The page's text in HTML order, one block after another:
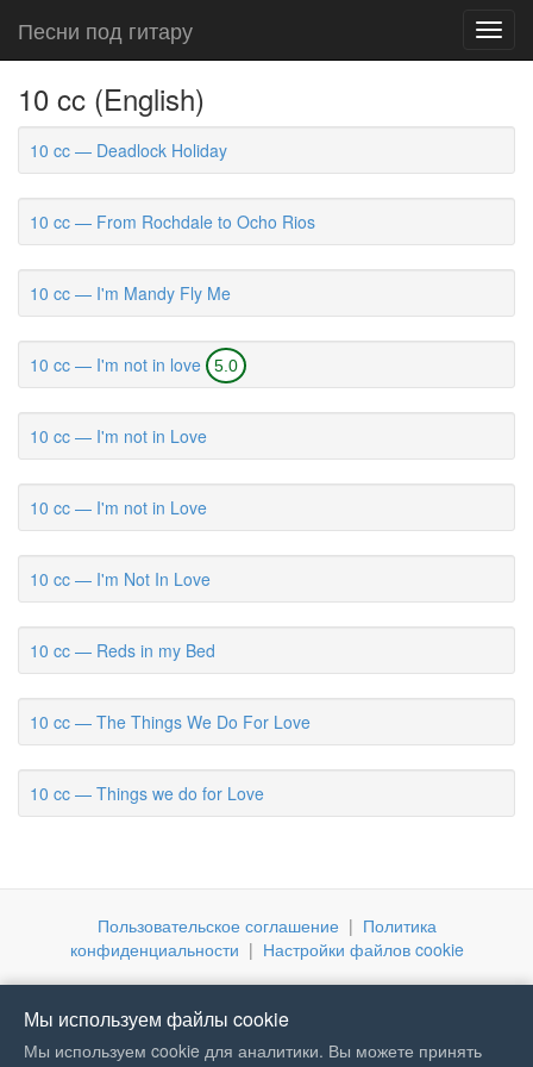
Песни под гитару
10 cc (English)
10 cc — Deadlock Holiday
10 cc — From Rochdale to Ocho Rios
10 cc — I'm Mandy Fly Me
10 cc — I'm not in love 5.0
10 cc — I'm not in Love
10 cc — I'm not in Love
10 cc — I'm Not In Love
10 cc — Reds in my Bed
10 cc — The Things We Do For Love
10 cc — Things we do for Love
Пользовательское соглашение | Политика
конфиденциальности | Настройки файлов cookie
Мы используем файлы cookie
Мы используем cookie для аналитики. Вы можете принять